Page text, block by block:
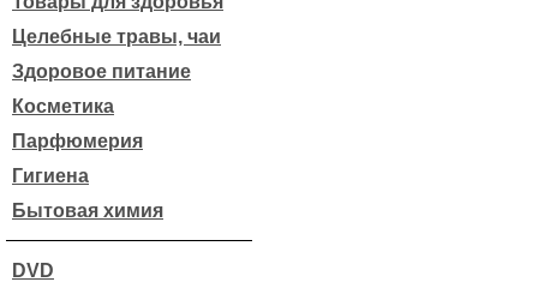
Целебные травы, чаи
Здоровое питание
Косметика
Парфюмерия
Гигиена
Бытовая химия
DVD